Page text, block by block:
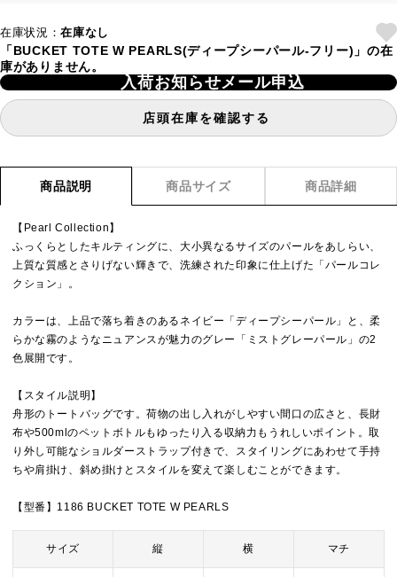
在庫状況：在庫なし
「BUCKET TOTE W PEARLS(ディープシーパール-フリー)」の在
庫がありません。
入荷お知らせメール申込
店頭在庫を確認する
商品説明 商品サイズ 商品詳細
【Pearl Collection】
ふっくらとしたキルティングに、大小異なるサイズのパールをあしらい、
上質な質感とさりげない輝きで、洗練された印象に仕上げた「パールコレ
クション」。
カラーは、上品で落ち着きのあるネイビー「ディープシーパール」と、柔
らかな霧のようなニュアンスが魅力のグレー「ミストグレーパール」の2
色展開です。
【スタイル説明】
舟形のトートバッグです。荷物の出し入れがしやすい間口の広さと、長財
布や500mlのペットボトルもゆったり入る収納力もうれしいポイント。取
り外し可能なショルダーストラップ付きで、スタイリングにあわせて手持
ちや肩掛け、斜め掛けとスタイルを変えて楽しむことができます。
【型番】1186 BUCKET TOTE W PEARLS
サイズ 縦 横 マチ